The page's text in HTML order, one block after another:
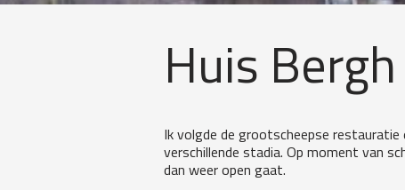
Huis Bergh
Ik volgde de grootscheepse restauratie
verschillende stadia. Op moment van
dan weer open gaat.